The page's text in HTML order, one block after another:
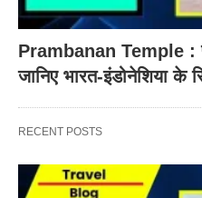
Prambanan Temple :
जानिए भारत-इंडोनेशिया के
RECENT POSTS